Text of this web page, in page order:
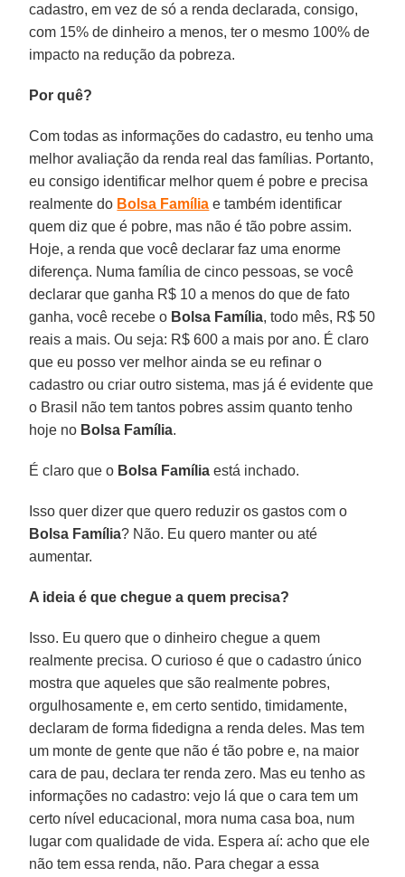
cadastro, em vez de só a renda declarada, consigo,
com 15% de dinheiro a menos, ter o mesmo 100% de
impacto na redução da pobreza.
Por quê?
Com todas as informações do cadastro, eu tenho uma
melhor avaliação da renda real das famílias. Portanto,
eu consigo identificar melhor quem é pobre e precisa
realmente do Bolsa Família e também identificar
quem diz que é pobre, mas não é tão pobre assim.
Hoje, a renda que você declarar faz uma enorme
diferença. Numa família de cinco pessoas, se você
declarar que ganha R$ 10 a menos do que de fato
ganha, você recebe o Bolsa Família, todo mês, R$ 50
reais a mais. Ou seja: R$ 600 a mais por ano. É claro
que eu posso ver melhor ainda se eu refinar o
cadastro ou criar outro sistema, mas já é evidente que
o Brasil não tem tantos pobres assim quanto tenho
hoje no Bolsa Família.
É claro que o Bolsa Família está inchado.
Isso quer dizer que quero reduzir os gastos com o
Bolsa Família? Não. Eu quero manter ou até
aumentar.
A ideia é que chegue a quem precisa?
Isso. Eu quero que o dinheiro chegue a quem
realmente precisa. O curioso é que o cadastro único
mostra que aqueles que são realmente pobres,
orgulhosamente e, em certo sentido, timidamente,
declaram de forma fidedigna a renda deles. Mas tem
um monte de gente que não é tão pobre e, na maior
cara de pau, declara ter renda zero. Mas eu tenho as
informações no cadastro: vejo lá que o cara tem um
certo nível educacional, mora numa casa boa, num
lugar com qualidade de vida. Espera aí: acho que ele
não tem essa renda, não. Para chegar a essa